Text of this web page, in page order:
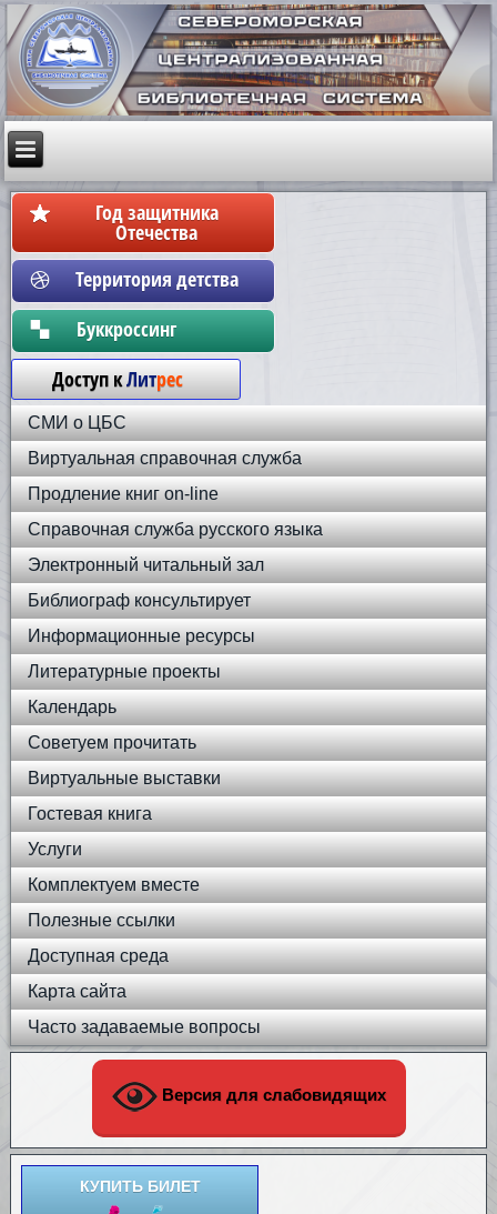
Год защитника
Отечества
Территория детства
Бyккpoccинг
Доступ кЛитрес
СМИ о ЦБС
Виртуальная справочная служба
Продление книг on-line
Справочная служба русского языка
Электронный читальный зал
Библиограф консультирует
Информационные ресурсы
Литературные проекты
Календарь
Советуем прочитать
Виртуальные выставки
Гостевая книга
Услуги
Комплектуем вместе
Полезные ссылки
Доступная среда
Карта сайта
Часто задаваемые вопросы
Версия для слабовидящих
КУПИТЬ БИЛЕТ